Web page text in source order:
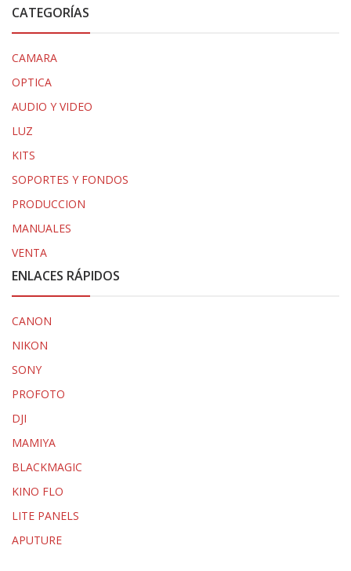
CATEGORÍAS
CAMARA
OPTICA
AUDIO Y VIDEO
LUZ
KITS
SOPORTES Y FONDOS
PRODUCCION
MANUALES
VENTA
ENLACES RÁPIDOS
CANON
NIKON
SONY
PROFOTO
DJI
MAMIYA
BLACKMAGIC
KINO FLO
LITE PANELS
APUTURE